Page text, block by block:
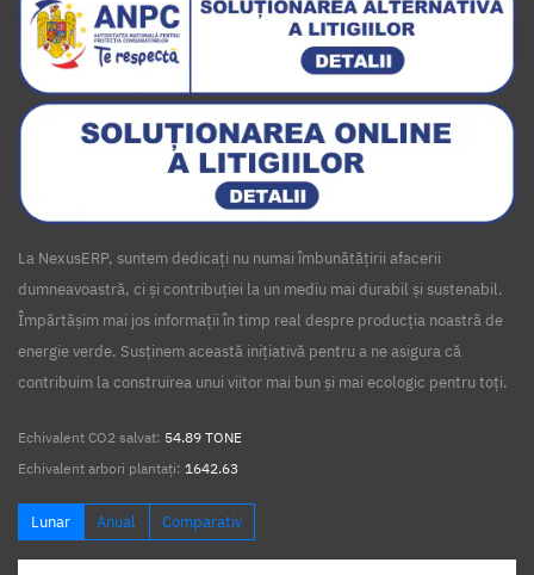
La NexusERP, suntem dedicați nu numai îmbunătățirii afacerii
dumneavoastră, ci și contribuției la un mediu mai durabil și sustenabil.
Împărtășim mai jos informații în timp real despre producția noastră de
energie verde. Susținem această inițiativă pentru a ne asigura că
contribuim la construirea unui viitor mai bun și mai ecologic pentru toți.
Echivalent CO2 salvat: 54.89 TONE
Echivalent arbori plantați: 1642.63
Lunar Anual Comparativ